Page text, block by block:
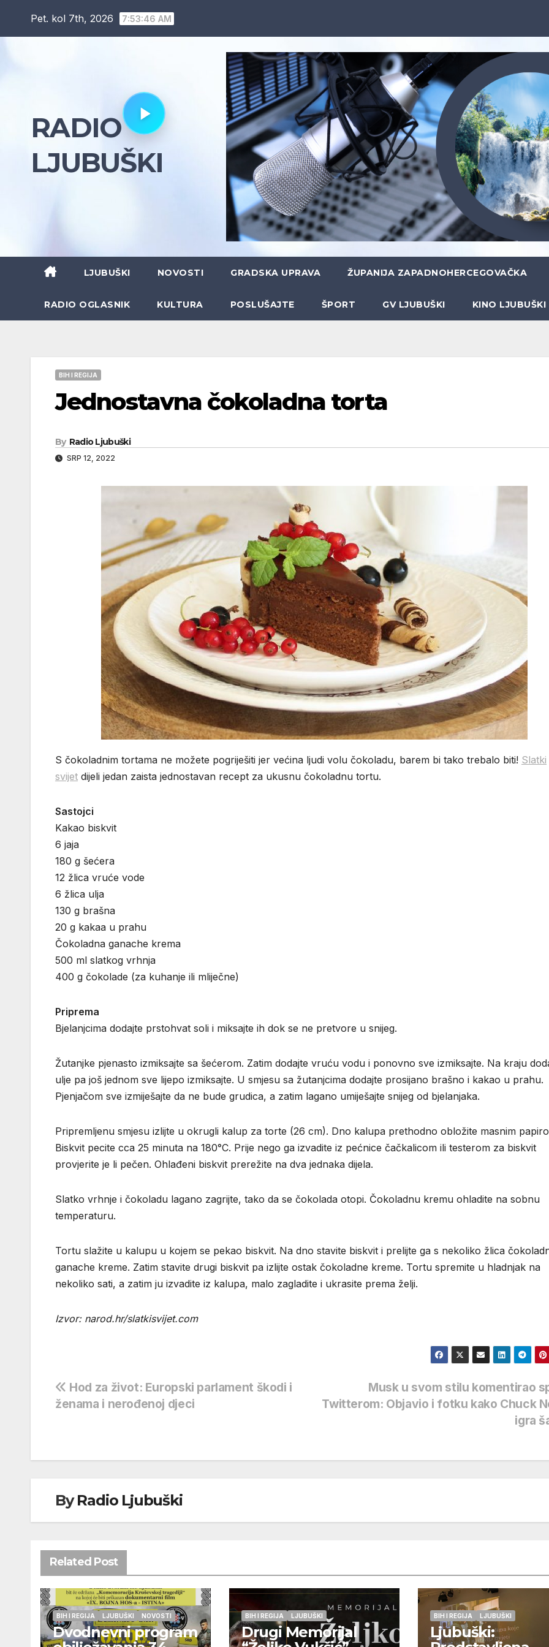
Pet. kol 7th, 2026 7:53:47 AM
RADIO
LJUBUŠKI
LJUBUŠKI NOVOSTI GRADSKA UPRAVA ŽUPANIJA ZAPADNOHERCEGOVAČKA
RADIO OGLASNIK KULTURA POSLUŠAJTE ŠPORT GV LJUBUŠKI KINO LJUBUŠKI
BIH I REGIJA
Jednostavna čokoladna torta
By Radio Ljubuški
SRP 12, 2022
S čokoladnim tortama ne možete pogriješiti jer većina ljudi volu čokoladu, barem bi tako trebalo biti! Slatki
svijet dijeli jedan zaista jednostavan recept za ukusnu čokoladnu tortu.
Sastojci
Kakao biskvit
6 jaja
180 g šećera
12 žlica vruće vode
6 žlica ulja
130 g brašna
20 g kakaa u prahu
Čokoladna ganache krema
500 ml slatkog vrhnja
400 g čokolade (za kuhanje ili mliječne)
Priprema
Bjelanjcima dodajte prstohvat soli i miksajte ih dok se ne pretvore u snijeg.
Žutanjke pjenasto izmiksajte sa šećerom. Zatim dodajte vruću vodu i ponovno sve izmiksajte. Na kraju
ulje pa još jednom sve lijepo izmiksajte. U smjesu sa žutanjcima dodajte prosijano brašno i kakao u prahu.
Pjenjačom sve izmiješajte da ne bude grudica, a zatim lagano umiješajte snijeg od bjelanjaka.
Pripremljenu smjesu izlijte u okrugli kalup za torte (26 cm). Dno kalupa prethodno obložite masnim
Biskvit pecite cca 25 minuta na 180°C. Prije nego ga izvadite iz pećnice čačkalicom ili testerom za biskvit
provjerite je li pečen. Ohlađeni biskvit prerežite na dva jednaka dijela.
Slatko vrhnje i čokoladu lagano zagrijte, tako da se čokolada otopi. Čokoladnu kremu ohladite na sobnu
temperaturu.
Tortu slažite u kalupu u kojem se pekao biskvit. Na dno stavite biskvit i prelijte ga s nekoliko žlica
ganache kreme. Zatim stavite drugi biskvit pa izlijte ostak čokoladne kreme. Tortu spremite u hladnjak na
nekoliko sati, a zatim ju izvadite iz kalupa, malo zagladite i ukrasite prema želji.
Izvor: narod.hr/slatkisvijet.com
Navigacija
Musk u svom stilu komentirao
Twitterom: Objavio i fotku kako Chuck
igra
Hod za život: Europski parlament škodi i
ženama i nerođenoj djeci
ByRadio Ljubuški
Related Post
BIH I REGIJA LJUBUŠKI NOVOSTI
Dvodnevni program
BIH I REGIJA LJUBUŠKI
Drugi Memorijal
BIH I REGIJA LJUBUŠKI
Ljubuški: